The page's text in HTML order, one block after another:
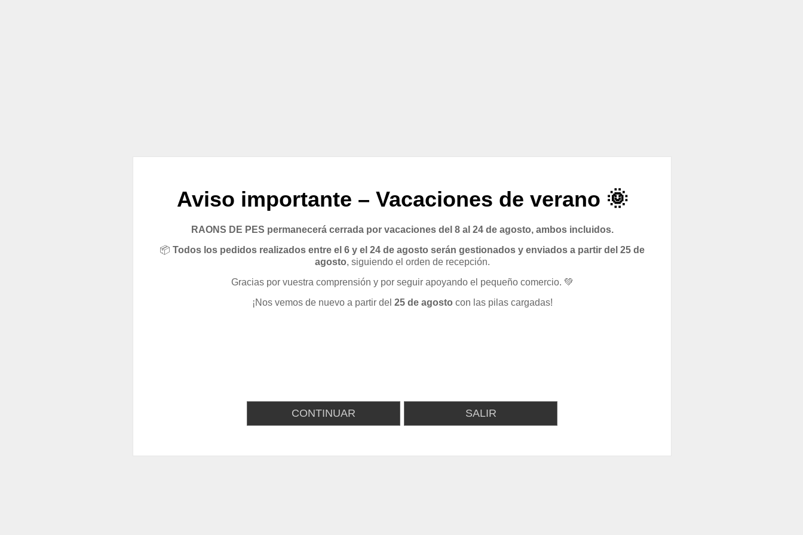
CONTINUAR SALIR
Aviso importante – Vacaciones de verano 🌞
RAONS DE PES permanecerá cerrada por vacaciones del 8 al 24 de agosto, ambos incluidos.
📦 Todos los pedidos realizados entre el 6 y el 24 de agosto serán gestionados y enviados a partir del 25 de
agosto, siguiendo el orden de recepción.
Gracias por vuestra comprensión y por seguir apoyando el pequeño comercio. 💚
¡Nos vemos de nuevo a partir del 25 de agosto con las pilas cargadas!